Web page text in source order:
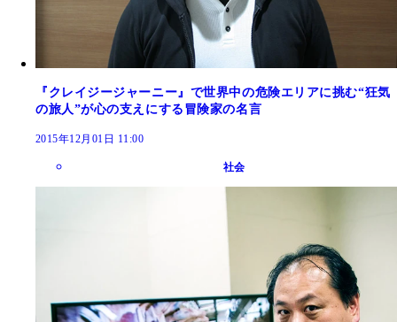
『クレイジージャーニー』で世界中の危険エリアに挑む“狂気
の旅人”が心の支えにする冒険家の名言
2015年12月01日 11:00
社会